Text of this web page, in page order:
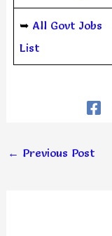
➥ All Govt Jobs
List
← Previous Post